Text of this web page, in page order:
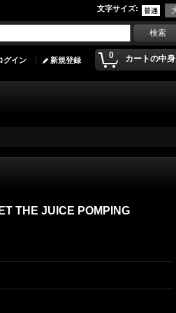
文字サイズ:
0 カートの中身
グイン 新規登録
THE JUICE POMPING